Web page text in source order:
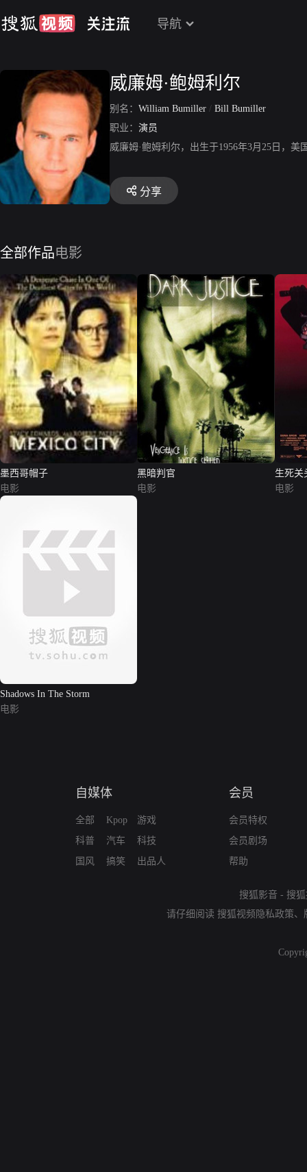
导航
威廉姆·鲍姆利尔
别名： William Bumiller / Bill Bumiller
职业： 演员
威廉姆·鲍姆利尔，出生于1956年3月25日，
分享
全部作品电影
墨西哥帽子
电影
黑暗判官
电影
生死关
电影
Shadows In The Storm
电影
自媒体
全部
科普
国风
Kpop
汽车
搞笑
游戏
科技
出品人
会员
会员特权
会员剧场
帮助
搜狐影音 - 搜
请仔细阅读 搜狐视频隐私政策、